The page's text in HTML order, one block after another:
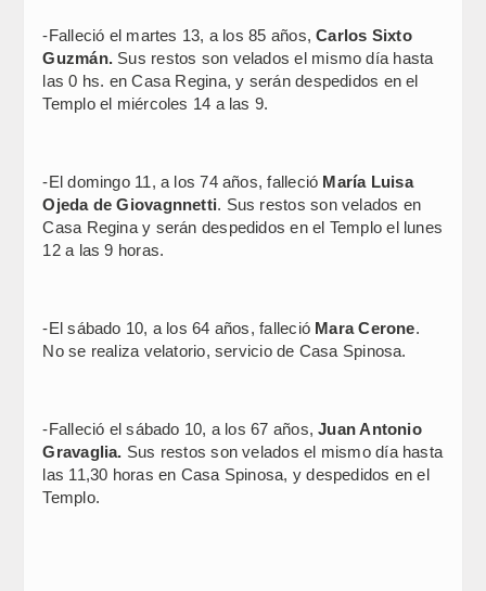
-Falleció el martes 13, a los 85 años,Carlos Sixto
Guzmán. Sus restos son velados el mismo día hasta
las 0 hs. en Casa Regina, y serán despedidos en el
Templo el miércoles 14 a las 9.
-El domingo 11, a los 74 años, falleció María Luisa
Ojeda de Giovagnnetti. Sus restos son velados en
Casa Regina y serán despedidos en el Templo el lunes
12 a las 9 horas.
-El sábado 10, a los 64 años, falleció Mara Cerone.
No se realiza velatorio, servicio de Casa Spinosa.
-Falleció el sábado 10, a los 67 años,Juan Antonio
Gravaglia. Sus restos son velados el mismo día hasta
las 11,30 horas en Casa Spinosa, y despedidos en el
Templo.